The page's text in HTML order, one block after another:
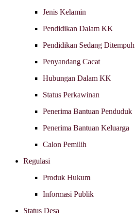
Jenis Kelamin
Pendidikan Dalam KK
Pendidikan Sedang Ditempuh
Penyandang Cacat
Hubungan Dalam KK
Status Perkawinan
Penerima Bantuan Penduduk
Penerima Bantuan Keluarga
Calon Pemilih
Regulasi
Produk Hukum
Informasi Publik
Status Desa